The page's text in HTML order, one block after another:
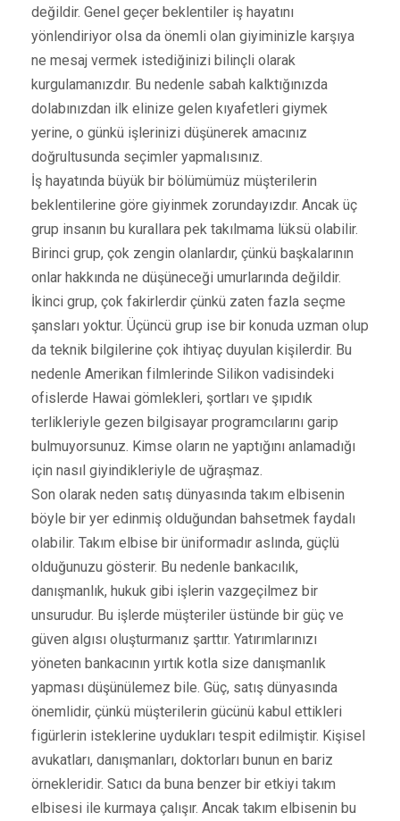
değildir. Genel geçer beklentiler iş hayatını
yönlendiriyor olsa da önemli olan giyiminizle karşıya
ne mesaj vermek istediğinizi bilinçli olarak
kurgulamanızdır. Bu nedenle sabah kalktığınızda
dolabınızdan ilk elinize gelen kıyafetleri giymek
yerine, o günkü işlerinizi düşünerek amacınız
doğrultusunda seçimler yapmalısınız.
İş hayatında büyük bir bölümümüz müşterilerin
beklentilerine göre giyinmek zorundayızdır. Ancak üç
grup insanın bu kurallara pek takılmama lüksü olabilir.
Birinci grup, çok zengin olanlardır, çünkü başkalarının
onlar hakkında ne düşüneceği umurlarında değildir.
İkinci grup, çok fakirlerdir çünkü zaten fazla seçme
şansları yoktur. Üçüncü grup ise bir konuda uzman olup
da teknik bilgilerine çok ihtiyaç duyulan kişilerdir. Bu
nedenle Amerikan filmlerinde Silikon vadisindeki
ofislerde Hawai gömlekleri, şortları ve şıpıdık
terlikleriyle gezen bilgisayar programcılarını garip
bulmuyorsunuz. Kimse oların ne yaptığını anlamadığı
için nasıl giyindikleriyle de uğraşmaz.
Son olarak neden satış dünyasında takım elbisenin
böyle bir yer edinmiş olduğundan bahsetmek faydalı
olabilir. Takım elbise bir üniformadır aslında, güçlü
olduğunuzu gösterir. Bu nedenle bankacılık,
danışmanlık, hukuk gibi işlerin vazgeçilmez bir
unsurudur. Bu işlerde müşteriler üstünde bir güç ve
güven algısı oluşturmanız şarttır. Yatırımlarınızı
yöneten bankacının yırtık kotla size danışmanlık
yapması düşünülemez bile. Güç, satış dünyasında
önemlidir, çünkü müşterilerin gücünü kabul ettikleri
figürlerin isteklerine uydukları tespit edilmiştir. Kişisel
avukatları, danışmanları, doktorları bunun en bariz
örnekleridir. Satıcı da buna benzer bir etkiyi takım
elbisesi ile kurmaya çalışır. Ancak takım elbisenin bu